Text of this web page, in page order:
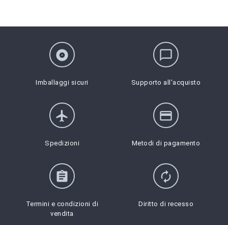
album
Imballaggi sicuri
chat_bubble_outline
Supporto all'acquisto
flight
Spedizioni
credit_card
Metodi di pagamento
assignment
Termini e condizioni di
vendita
autorenew
Diritto di recesso